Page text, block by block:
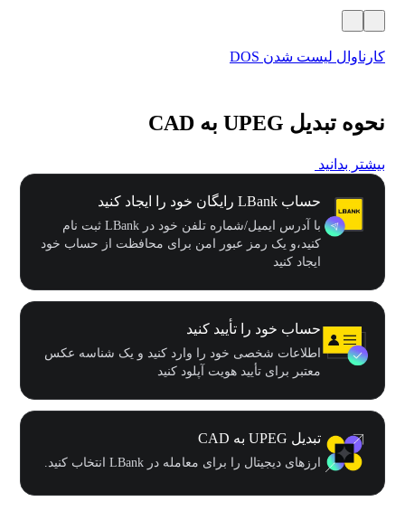
کارناوال لیست شدن DOS
نحوه تبدیل UPEG به CAD
بیشتر بدانید
حساب LBank رایگان خود را ایجاد کنید
با آدرس ایمیل/شماره تلفن خود در LBank ثبت نام
کنید،و یک رمز عبور امن برای محافظت از حساب خود
ایجاد کنید
حساب خود را تأیید کنید
اطلاعات شخصی خود را وارد کنید و یک شناسه عکس
معتبر برای تأیید هویت آپلود کنید
تبدیل UPEG به CAD
ارزهای دیجیتال را برای معامله در LBank انتخاب کنید.